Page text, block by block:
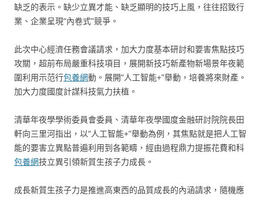
缺乏的表示。缺少立異才能、缺乏顯明的技巧上風，往往招致行
業、企業呈現“內卷式”競爭。
此次中心經濟任務會議請求，加大力度基本研討和要害焦點技巧
攻關，超前布局嚴重科技項目，展開新技巧新產物新場景年夜範
圍利用示范行包養網動。展開“人工智能+”舉動，培養將來財產。
加大力度國度計謀科技氣力扶植。
清華年夜學學術委員會委員、清華年夜學國度金融研討院院長田
軒向三里河指出，以“人工智能+”舉動為例，其焦點就是把人工智
能的要害立異點普遍利用到各範疇，經由過程鼎力提振花費和科
包養網技立異引領新質生孩子力成長。
成長新質生孩子力是推進高東西的品質成長的內涵請求，隨機應